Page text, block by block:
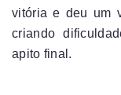
vitória e deu um
criando
apito final.